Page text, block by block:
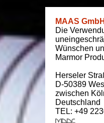
MAAS GmbH
Die
Wünschen
Marmor
Herseler
D-50389
zwischen
Deutschland
TEL: +49